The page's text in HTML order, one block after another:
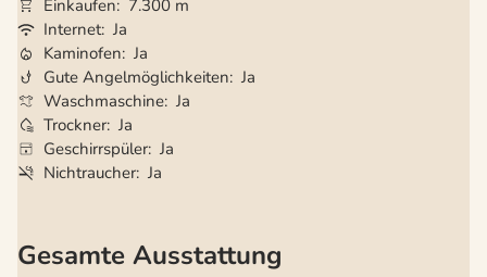
Einkaufen
7.300 m
Internet Ja
Kaminofen Ja
Gute Angelmöglichkeiten Ja
Waschmaschine Ja
Trockner Ja
Geschirrspüler Ja
Nichtraucher Ja
Gesamte Ausstattung